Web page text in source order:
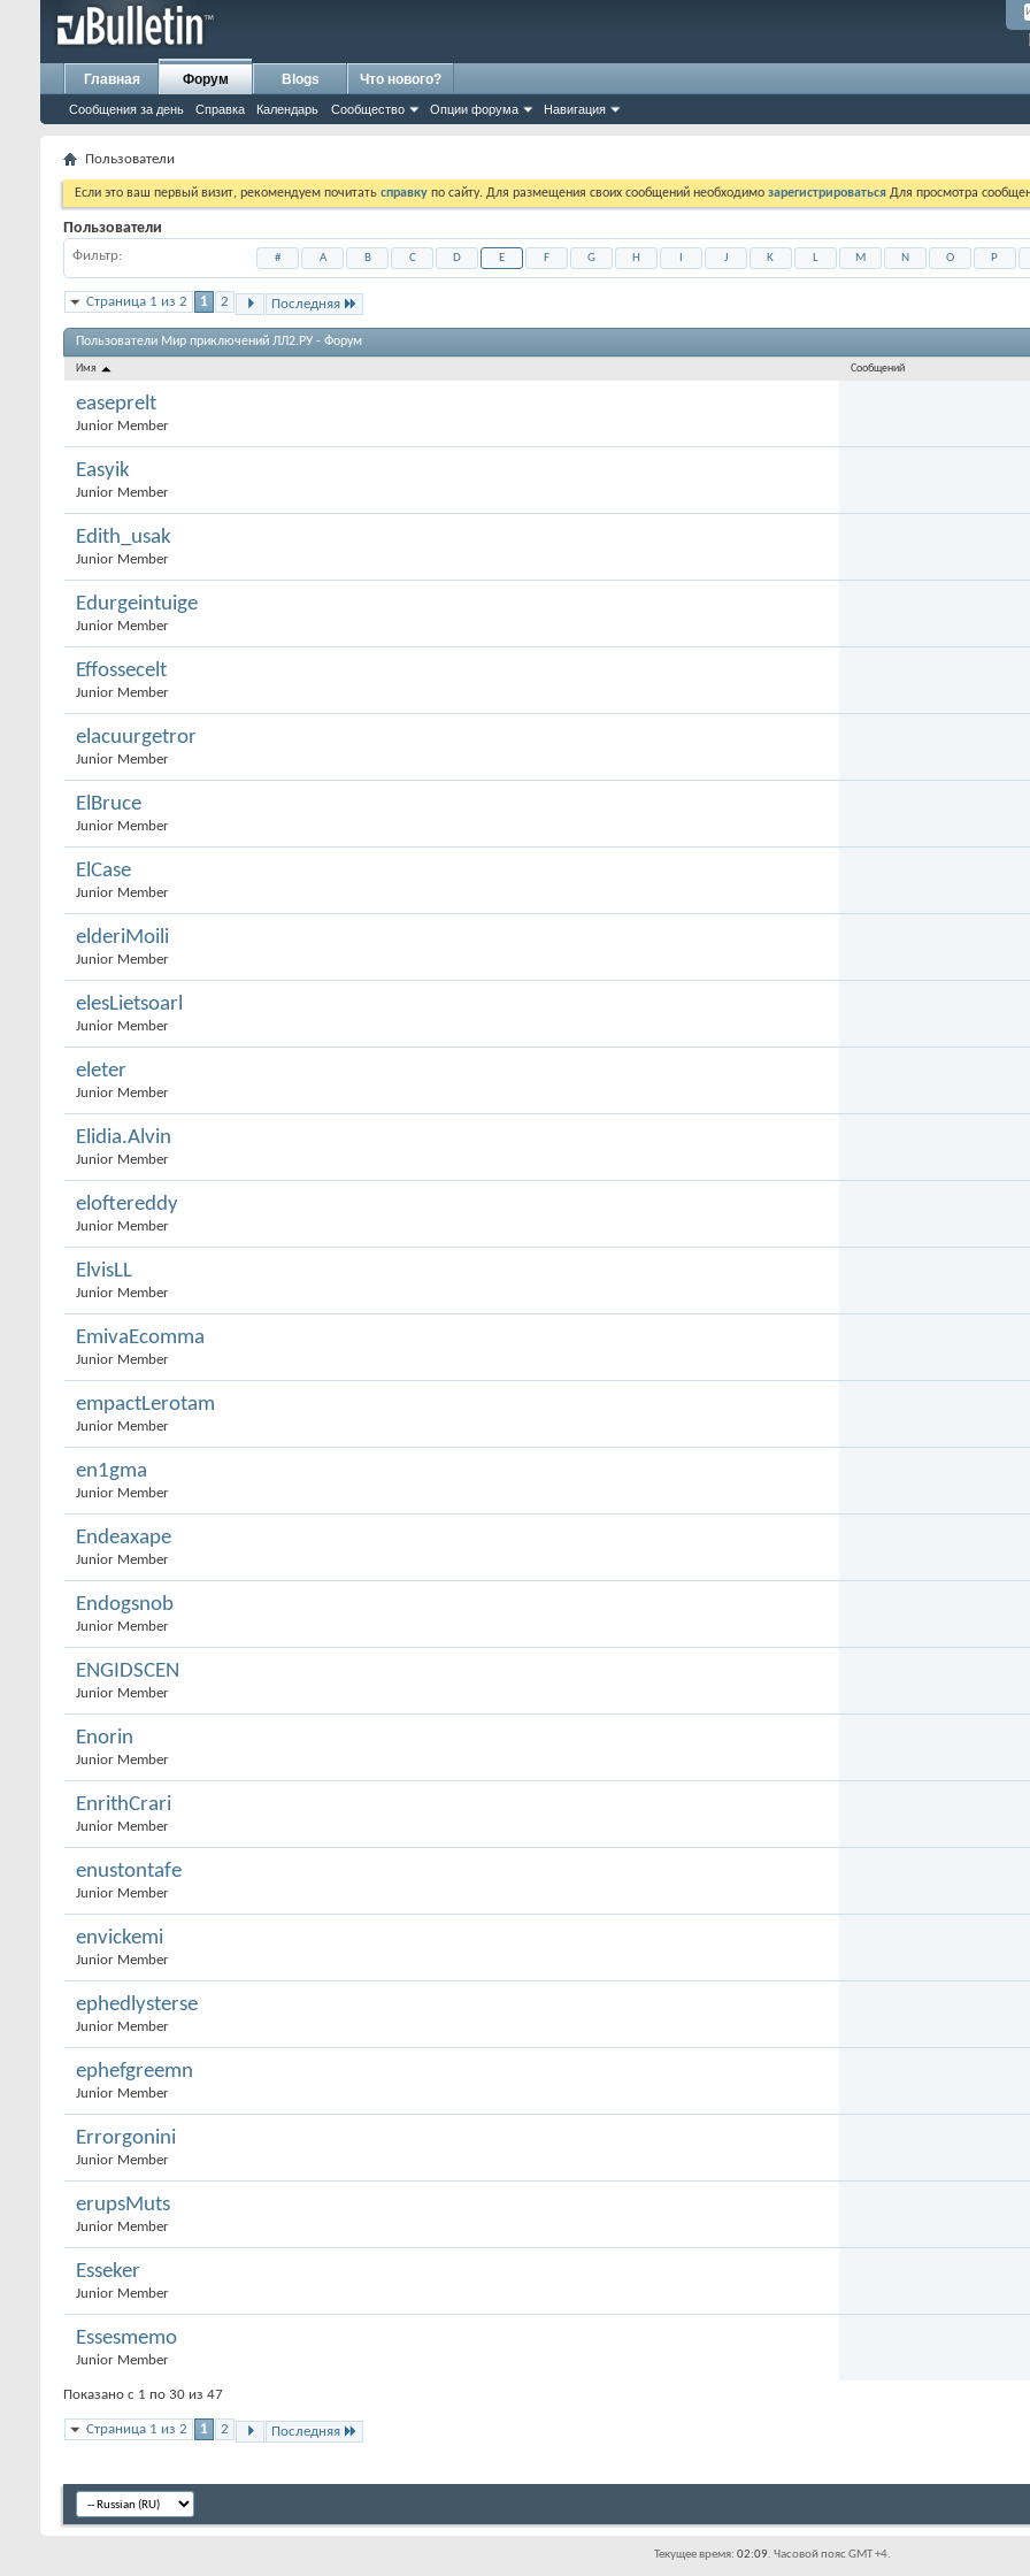
Главная Форум
Сообщения за день Справка Календарь Сообщество Опции форума Навигация
Blogs Что нового?
Пользователи
Если это ваш первый визит, рекомендуем почитать справку по сайту. Для размещения своих сообщений необходимо зарегистрироваться Для просмотра
Пользователи
Фильтр # A B C D E F G H J K L M N O P
Страница 1 из 2 1 2 Последняя
Пользователи Мир приключений ЛЛ2.РУ - Форум
Имя Сообщений
easeprelt
Junior Member
Easyik
Junior Member
Edith_usak
Junior Member
Edurgeintuige
Junior Member
Effossecelt
Junior Member
elacuurgetror
Junior Member
ElBruce
Junior Member
ElCase
Junior Member
elderiMoili
Junior Member
elesLietsoarl
Junior Member
eleter
Junior Member
Elidia.Alvin
Junior Member
eloftereddy
Junior Member
ElvisLL
Junior Member
EmivaEcomma
Junior Member
empactLerotam
Junior Member
en1gma
Junior Member
Endeaxape
Junior Member
Endogsnob
Junior Member
ENGIDSCEN
Junior Member
Enorin
Junior Member
EnrithCrari
Junior Member
enustontafe
Junior Member
envickemi
Junior Member
ephedlysterse
Junior Member
ephefgreemn
Junior Member
Errorgonini
Junior Member
erupsMuts
Junior Member
Esseker
Junior Member
Essesmemo
Junior Member
Показано с 1 по 30 из 47
Страница 1 из 2 1 2 Последняя
Текущее время: 02:09. Часовой пояс GMT +4.